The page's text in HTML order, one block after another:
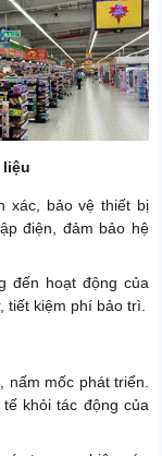
liệu
xác, bảo vệ thiết bị
điện, đảm bảo hệ
đến hoạt động của
tiết kiệm phí bảo trì.
nấm mốc phát triển.
khỏi tác động của